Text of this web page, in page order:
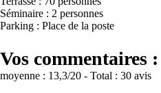
Séminaire : 2 personnes
Parking : Place de la poste
Vos commentaires :
moyenne : 13,3/20 - Total : 30 avis